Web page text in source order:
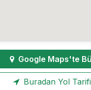
Google Maps'te
Buradan Yol